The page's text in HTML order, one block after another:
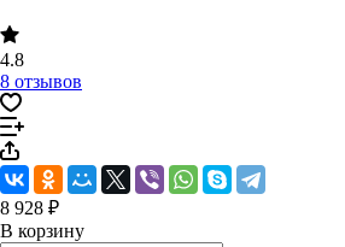
4.8
8 отзывов
8 928 ₽
В корзину